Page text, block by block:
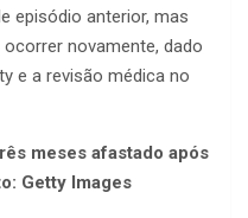
episódio anterior, mas
novamente, dado
e a revisão médica no
meses afastado após
Getty Images